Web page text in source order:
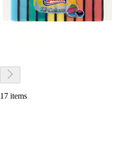
17 items